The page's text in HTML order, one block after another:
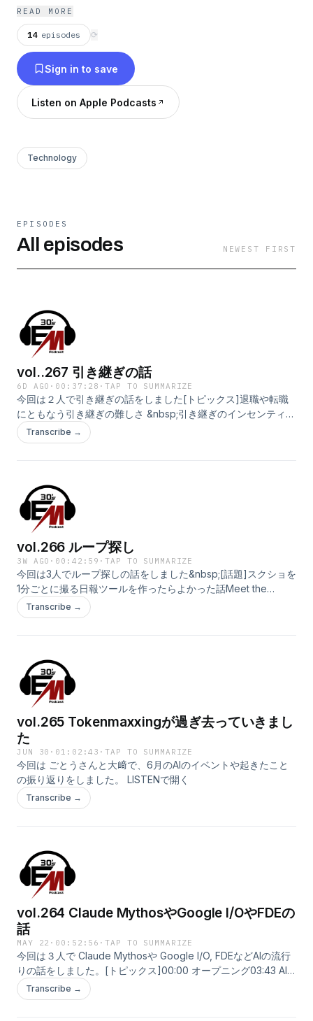
READ MORE
14 episodes ⟳
Sign in to save
Listen on Apple Podcasts
Technology
EPISODES
All episodes NEWEST FIRST
vol..267 引き継ぎの話
6D AGO · 00:37:28 ·TAP TO SUMMARIZE
今回は２人で引き継ぎの話をしました[トピックス]退職や転職
にともなう引き継ぎの難しさ &nbsp;引き継ぎのインセンティブ
不足 &nbsp;AIによる「人間蒸留」と、仕事の知識をエージェン
トへ残す&nbsp; LISTENで開く
Transcribe →
vol.266 ループ探し
3W AGO · 00:42:59 ·TAP TO SUMMARIZE
今回は3人でループ探しの話をしました&nbsp;[話題]スクショを
1分ごとに撮る日報ツールを作ったらよかった話Meet the
broccoli farmer running his farm with GPT-5.6.&nbsp; LISTEN
で開く
Transcribe →
vol.265 Tokenmaxxingが過ぎ去っていきまし
た
JUN 30 · 01:02:43 ·TAP TO SUMMARIZE
今回は ごとうさんと大﨑で、6月のAIのイベントや起きたこと
の振り返りをしました。 LISTENで開く
Transcribe →
vol.264 Claude MythosやGoogle I/OやFDEの
話
MAY 22 · 00:52:56 ·TAP TO SUMMARIZE
今回は３人で Claude Mythosや Google I/O, FDEなどAIの流行
りの話をしました。[トピックス]00:00 オープニング03:43 AI
利用コスト、トークン制限、従量課金時代への不安11:06 AIコー
ドレビュー、セキュリティ対応、トークン浪費の危険17:03 ロ
Transcribe →